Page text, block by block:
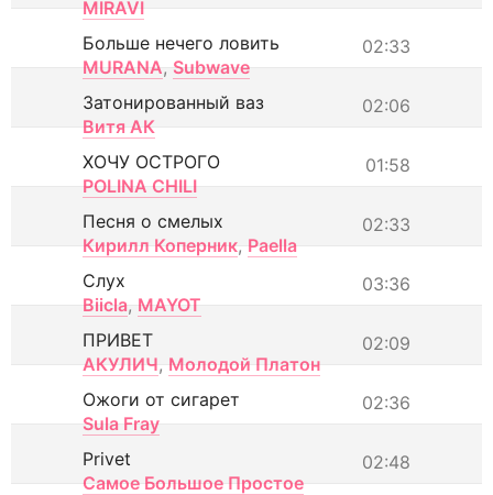
MIRAVI
02:33
Больше нечего ловить
MURANA, Subwave
02:06
Затонированный ваз
Витя АК
01:58
ХОЧУ ОСТРОГО
POLINA CHILI
02:33
Песня о смелых
Кирилл Коперник, Paella
03:36
Слух
Biicla, MAYOT
02:09
ПРИВЕТ
АКУЛИЧ, Молодой Платон
02:36
Ожоги от сигарет
Sula Fray
02:48
Privet
Самое Большое Простое